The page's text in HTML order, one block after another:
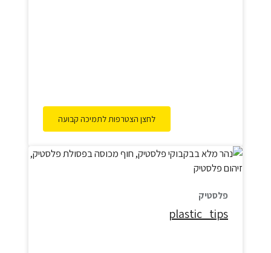
לחצן הצטרפות לתמיכה קבועה
פלסטיק
plastic_tips